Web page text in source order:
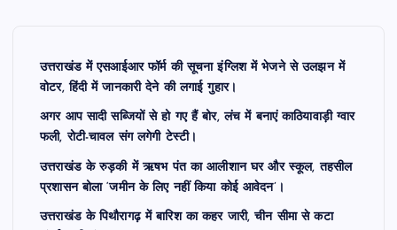
उत्तराखंड में एसआईआर फॉर्म की सूचना इंग्लिश में भेजने से उलझन में
वोटर, हिंदी में जानकारी देने की लगाई गुहार।
अगर आप सादी सब्जियों से हो गए हैं बोर, लंच में बनाएं काठियावाड़ी ग्वार
फली, रोटी-चावल संग लगेगी टेस्टी।
उत्तराखंड के रुड़की में ऋषभ पंत का आलीशान घर और स्कूल, तहसील
प्रशासन बोला ‘जमीन के लिए नहीं किया कोई आवेदन’।
उत्तराखंड के पिथौरागढ़ में बारिश का कहर जारी, चीन सीमा से कटा